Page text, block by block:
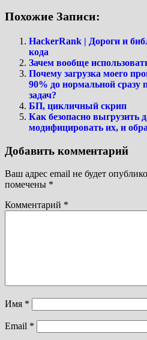
Похожие Записи:
HackerRank | Дороги и
кода
Зачем вообще
Почему загрузка моего
90% до нормальной сразу
задач?
БП, цикличный скрип
Как безопасно выгрузить
модифицировать их, и
Добавить комментарий
Ваш адрес email не будет
помечены *
Комментарий *
Имя *
Email *